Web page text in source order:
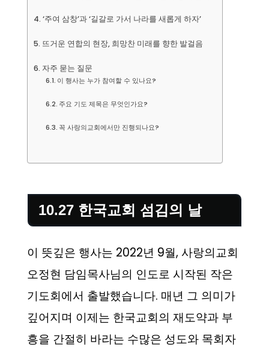
‘주여 삼창’과 ‘길갈로 가서 나라를 새롭게 하자’
뜨거운 연합의 현장, 희망찬 미래를 향한 발걸음
자주 묻는 질문
이 행사는 누가 참여할 수 있나요?
주요 기도 제목은 무엇인가요?
꼭 사랑의교회에서만 진행되나요?
10.27 한국교회 섬김의 날
이 뜻깊은 행사는 2022년 9월, 사랑의교회
오정현 담임목사님의 인도로 시작된 작은
기도회에서 출발했습니다. 매년 그 의미가
깊어지며 이제는 한국교회의 재도약과 부
흥을 간절히 바라는 수많은 성도와 목회자